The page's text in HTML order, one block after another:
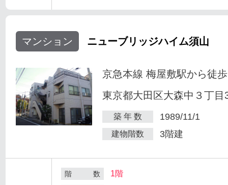
マンション ニューブリッジハイム須山
京急本線 梅屋敷駅から徒
東京都大田区大森中３丁目
築 年 数 1989/11/1
建物階数 3階建
階 数 1階